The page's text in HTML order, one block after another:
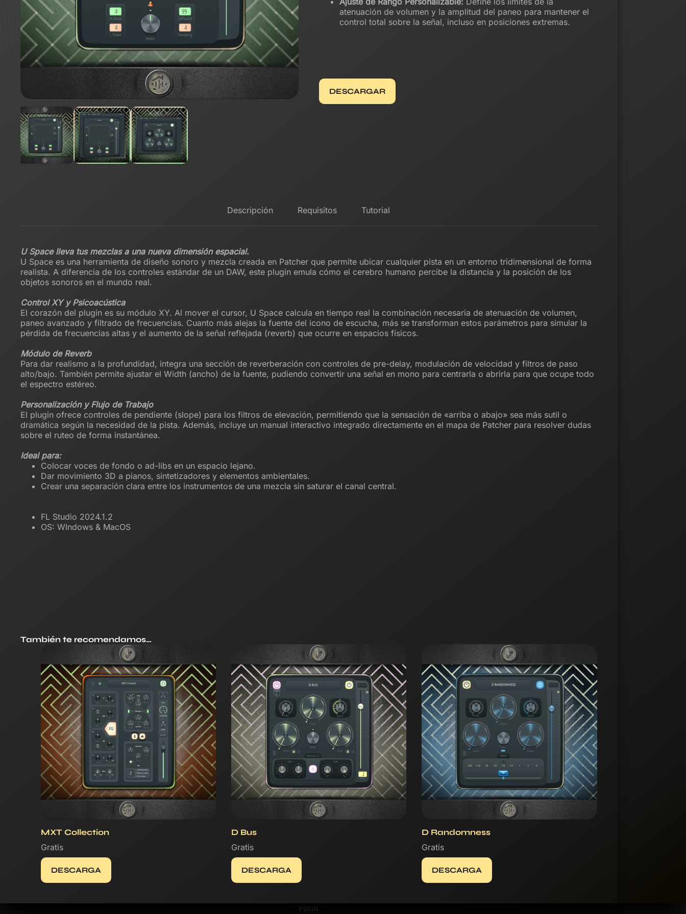
atenuación de volumen y la amplitud del paneo para mantener el
control total sobre la señal, incluso en posiciones extremas.
DESCARGAR
Descripción Requisitos Tutorial
U Space lleva tus mezclas a una nueva dimensión espacial.
U Space es una herramienta de diseño sonoro y mezcla creada en Patcher que permite ubicar cualquier pista en un entorno tridimensional de forma
realista. A diferencia de los controles estándar de un DAW, este plugin emula cómo el cerebro humano percibe la distancia y la posición de los
objetos sonoros en el mundo real.
Control XY y Psicoacústica
El corazón del plugin es su módulo XY. Al mover el cursor, U Space calcula en tiempo real la combinación necesaria de atenuación de volumen,
paneo avanzado y filtrado de frecuencias. Cuanto más alejas la fuente del icono de escucha, más se transforman estos parámetros para simular la
pérdida de frecuencias altas y el aumento de la señal reflejada (reverb) que ocurre en espacios físicos.
Módulo de Reverb
Para dar realismo a la profundidad, integra una sección de reverberación con controles de pre-delay, modulación de velocidad y filtros de paso
alto/bajo. También permite ajustar el Width (ancho) de la fuente, pudiendo convertir una señal en mono para centrarla o abrirla para que ocupe todo
el espectro estéreo.
Personalización y Flujo de Trabajo
El plugin ofrece controles de pendiente (slope) para los filtros de elevación, permitiendo que la sensación de «arriba o abajo» sea más sutil o
dramática según la necesidad de la pista. Además, incluye un manual interactivo integrado directamente en el mapa de Patcher para resolver dudas
sobre el ruteo de forma instantánea.
Ideal para:
Colocar voces de fondo o ad-libs en un espacio lejano.
Dar movimiento 3D a pianos, sintetizadores y elementos ambientales.
Crear una separación clara entre los instrumentos de una mezcla sin saturar el canal central.
FL Studio 2024.1.2
OS: WIndows & MacOS
También te recomendamos…
MXT Collection
Gratis
DESCARGA
D Bus
Gratis
DESCARGA
D Randomness
Gratis
DESCARGA
Form